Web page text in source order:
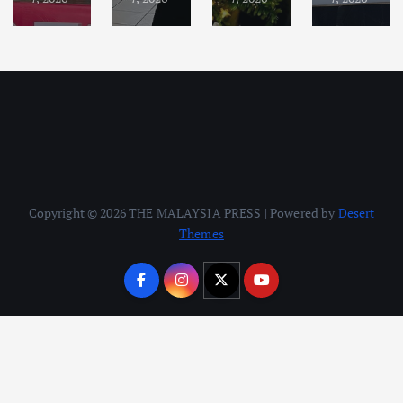
Copyright © 2026 THE MALAYSIA PRESS | Powered by Desert
Themes